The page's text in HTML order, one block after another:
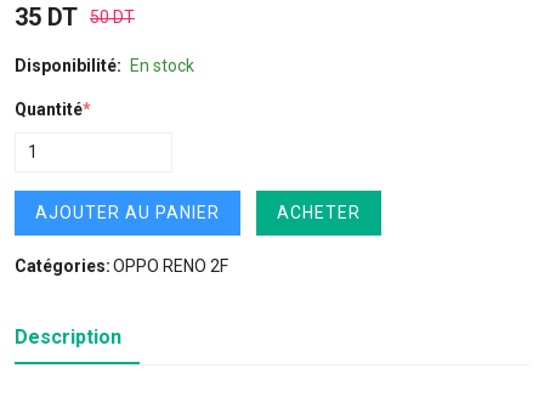
35 DT 50 DT
Disponibilité: En stock
Quantité*
AJOUTER AU PANIER ACHETER
Catégories:OPPO RENO 2F
Description